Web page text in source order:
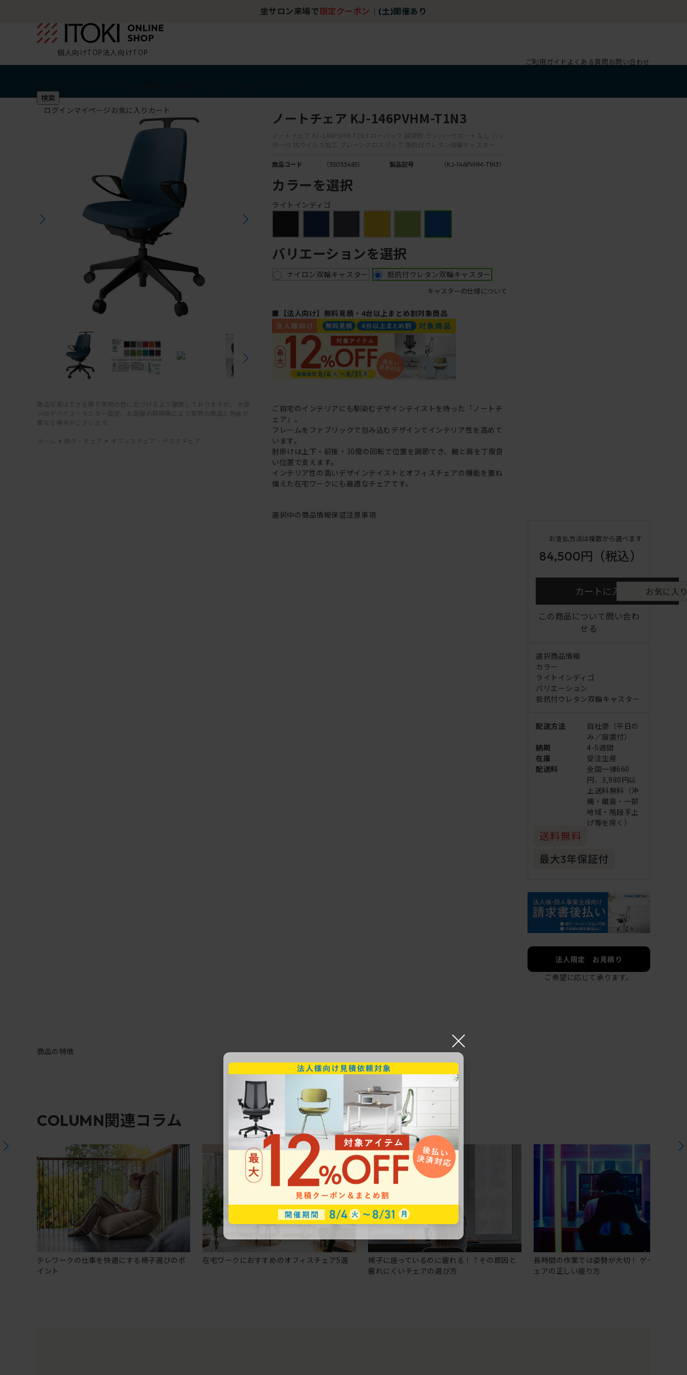
坐サロン来場で 限定クーポン (土)開催あり
個人向けTOP法人向けTOP
ご利用ガイド よくある質問お問い合わせ
検索
ログインマイページ お気に入り カート
商品写真はできる限り実物の色に近づけるよう徹底しておりますが、 お使
いのデバイス・モニター設定、お部屋の照明等により実際の商品と色味が
異なる場合がございます。
ホーム > 椅子・チェア > オフィスチェア・デスクチェア
ノートチェア KJ-146PVHM-T1N3
ノートチェア KJ-146PVHM-T1N3 ローバック 固定肘 ランバーサポートなし ハン
ガー付 抗ウイルス加工 プレーンクロスバック 抵抗付ウレタン双輪キャスター
商品コード （35053485） 製品記号 （KJ-146PVHM-T1N3）
カラーを選択
ライトインディゴ
バリエーションを選択
ナイロン双輪キャスター 抵抗付ウレタン双輪キャスター
キャスターの仕様について
■【法人向け】無料見積・4台以上まとめ割対象商品
ご自宅のインテリアにも馴染むデザインテイストを持った「ノートチ
ェア」。
フレームをファブリックで包み込むデザインでインテリア性を高めて
います。
肘掛けは上下・前後・30度の回転で位置を調節でき、腕と肩を丁度良
い位置で支えます。
インテリア性の高いデザインテイストとオフィスチェアの機能を兼ね
備えた在宅ワークにも最適なチェアです。
選択中の商品情報保証注意事項
お支払方法は複数から選べます
84,500円 （税込）
カートに入れる お気に入
この商品について問い合わ
せる
選択商品情報
カラー
ライトインディゴ
バリエーション
抵抗付ウレタン双輪キャスター
配送方法
自社便（平日の
み／設置付）
納期
4-5週間
在庫
受注生産
配送料
全国一律660
円、3,980円以
上送料無料（沖
縄・離島・一部
地域・階段手上
げ等を除く）
法人限定 お見積り
ご希望に応じて承ります。
商品の特徴
COLUMN関連コラム
テレワークの仕事を快適にする椅子選びのポ
イント
在宅ワークにおすすめのオフィスチェア5選
椅子に座っているのに疲れる！？その原因と
疲れにくいチェアの選び方
長時間の作業では姿勢が大切！ ゲーミングチ
ェアの正しい座り方
×